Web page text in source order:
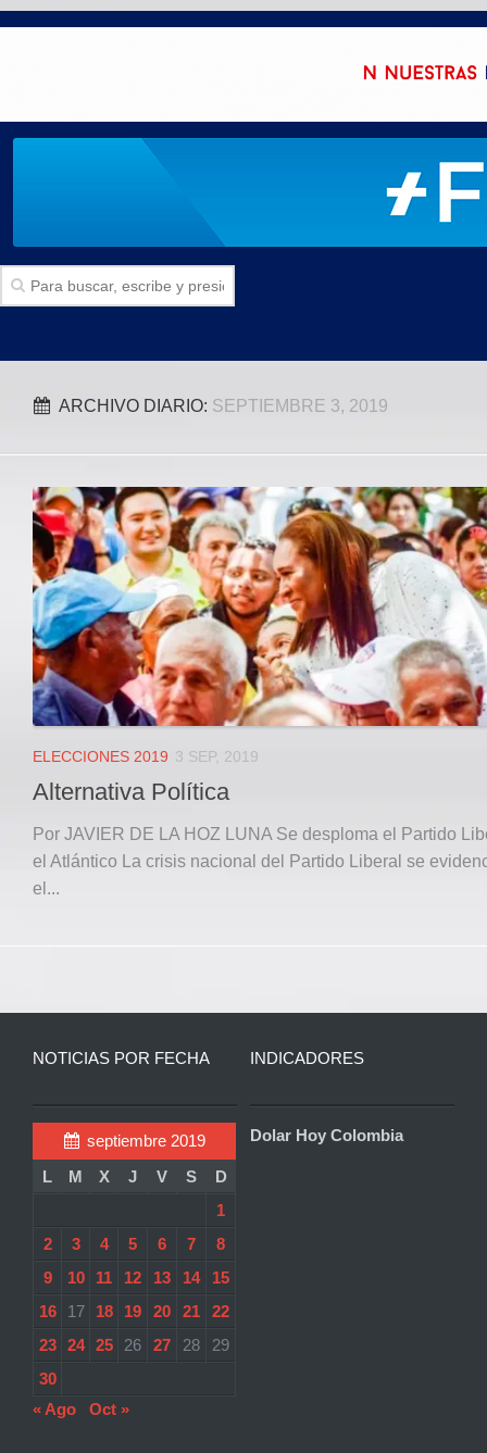
SECCIONES
Politica
Local
Deportes
JUDICIAL
ÁREA METROPOLITANA
REGIONAL
DEPARTAMENTAL
Internacional
Instagram
ARCHIVO DIARIO: SEPTIEMBRE 3, 2019
ELECCIONES 2019 3 SEP, 2019
Alternativa Política
Por JAVIER DE LA HOZ LUNA Se desploma el Partido
el Atlántico La crisis nacional del Partido Liberal se
el...
NOTICIAS POR FECHA
septiembre 2019
L
M X J V S
D
1
2
3 4 5 6 7
8
9
10 11 12 13 14
15
16
17 18 19 20 21
22
23
24 25 26 27 28
29
30
« Ago
Oct »
INDICADORES
Dolar Hoy Colombia